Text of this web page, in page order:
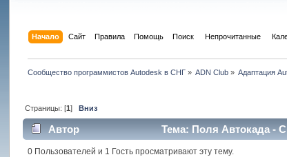
Начало Сайт Правила Помощь Поиск Непрочитанные
Сообщество программистов Autodesk в СНГ» ADN Club » Адаптация
Страницы: [1] Вниз
Автор Тема: Поля Автокада -
0 Пользователей и 1 Гость просматривают эту тему.